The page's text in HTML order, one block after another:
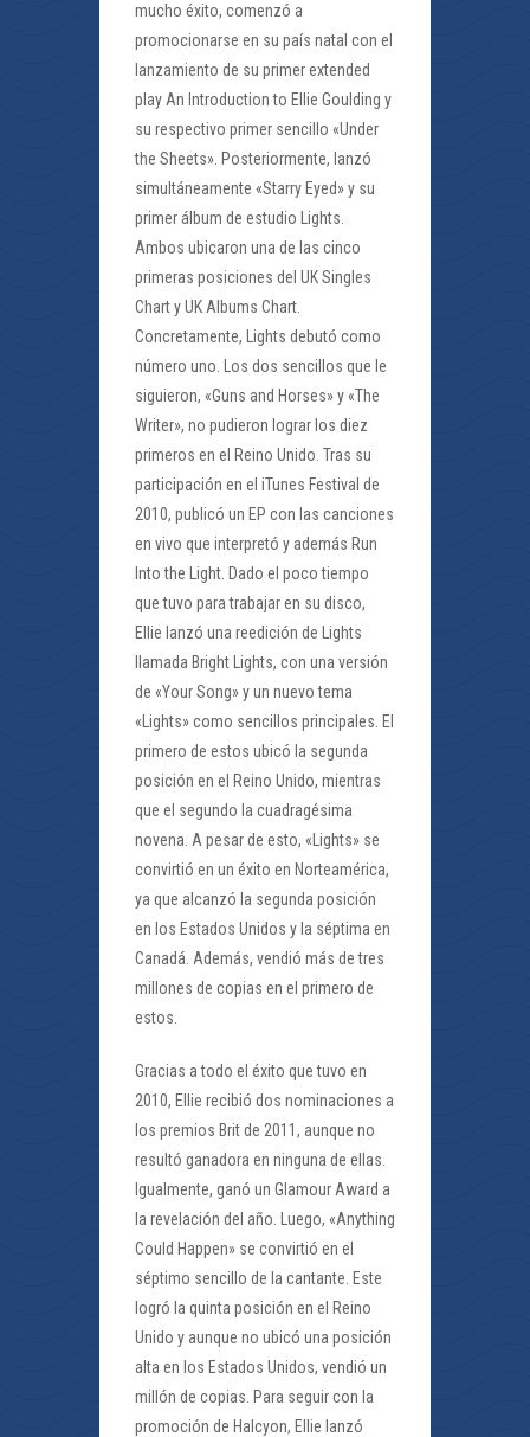
mucho éxito, comenzó a
promocionarse en su país natal con el
lanzamiento de su primer extended
play An Introduction to Ellie Goulding y
su respectivo primer sencillo «Under
the Sheets». Posteriormente, lanzó
simultáneamente «Starry Eyed» y su
primer álbum de estudio Lights.
Ambos ubicaron una de las cinco
primeras posiciones del UK Singles
Chart y UK Albums Chart.
Concretamente, Lights debutó como
número uno. Los dos sencillos que le
siguieron, «Guns and Horses» y «The
Writer», no pudieron lograr los diez
primeros en el Reino Unido. Tras su
participación en el iTunes Festival de
2010, publicó un EP con las canciones
en vivo que interpretó y además Run
Into the Light. Dado el poco tiempo
que tuvo para trabajar en su disco,
Ellie lanzó una reedición de Lights
llamada Bright Lights, con una versión
de «Your Song» y un nuevo tema
«Lights» como sencillos principales. El
primero de estos ubicó la segunda
posición en el Reino Unido, mientras
que el segundo la cuadragésima
novena. A pesar de esto, «Lights» se
convirtió en un éxito en Norteamérica,
ya que alcanzó la segunda posición
en los Estados Unidos y la séptima en
Canadá. Además, vendió más de tres
millones de copias en el primero de
estos.
Gracias a todo el éxito que tuvo en
2010, Ellie recibió dos nominaciones a
los premios Brit de 2011, aunque no
resultó ganadora en ninguna de ellas.
Igualmente, ganó un Glamour Award a
la revelación del año. Luego, «Anything
Could Happen» se convirtió en el
séptimo sencillo de la cantante. Este
logró la quinta posición en el Reino
Unido y aunque no ubicó una posición
alta en los Estados Unidos, vendió un
millón de copias. Para seguir con la
promoción de Halcyon, Ellie lanzó